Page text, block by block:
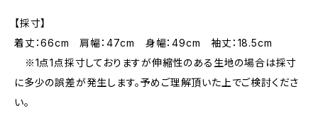
【採寸】
着丈：66cm 肩幅：47cm 身幅：49cm 袖丈：18.5cm
※1点1点採寸しておりますが伸縮性のある生地の場合は採寸
に多少の誤差が発生します。予めご理解頂いた上でご検討くださ
い。